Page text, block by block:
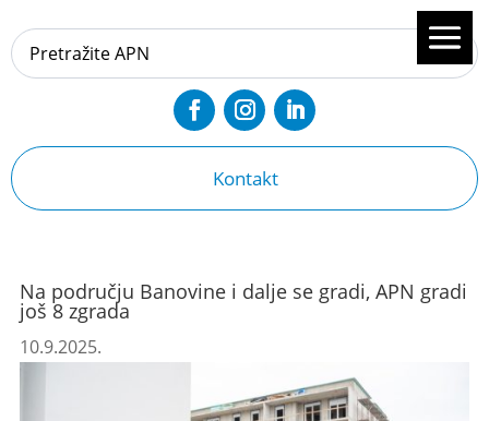
Kontakt
Na području Banovine i dalje se gradi, APN gradi
još 8 zgrada
10.9.2025.